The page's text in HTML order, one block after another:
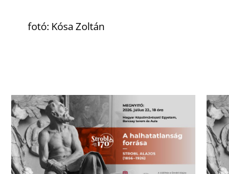
fotó: Kósa Zoltán